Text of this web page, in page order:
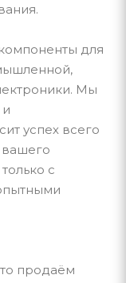
для
Мы
успех всего
вашего
с
продаём